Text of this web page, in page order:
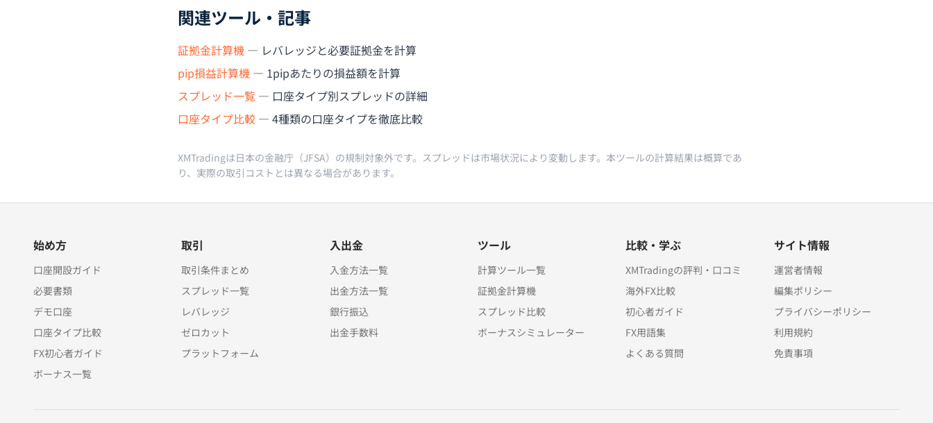
関連ツール・記事
証拠金計算機 — レバレッジと必要証拠金を計算
pip損益計算機 — 1pipあたりの損益額を計算
スプレッド一覧 — 口座タイプ別スプレッドの詳細
口座タイプ比較 — 4種類の口座タイプを徹底比較
XMTradingは日本の金融庁（JFSA）の規制対象外です。スプレッドは市場状況により変動します。本ツールの計算結果は概算であ
り、実際の取引コストとは異なる場合があります。
始め方
口座開設ガイド
必要書類
デモ口座
口座タイプ比較
FX初心者ガイド
ボーナス一覧
取引
取引条件まとめ
スプレッド一覧
レバレッジ
ゼロカット
プラットフォーム
入出金
入金方法一覧
出金方法一覧
銀行振込
出金手数料
ツール
計算ツール一覧
証拠金計算機
スプレッド比較
ボーナスシミュレーター
比較・学ぶ
XMTradingの評判・口コミ
海外FX比較
初心者ガイド
FX用語集
よくある質問
サイト情報
運営者情報
編集ポリシー
プライバシーポリシー
利用規約
免責事項